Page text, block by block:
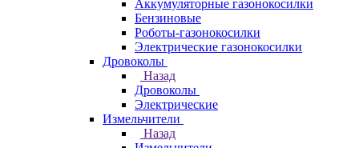
Аккумуляторные газонокосилки
Бензиновые
Роботы-газонокосилки
Электрические газонокосилки
Дровоколы
Назад
Дровоколы
Электрические
Измельчители
Назад